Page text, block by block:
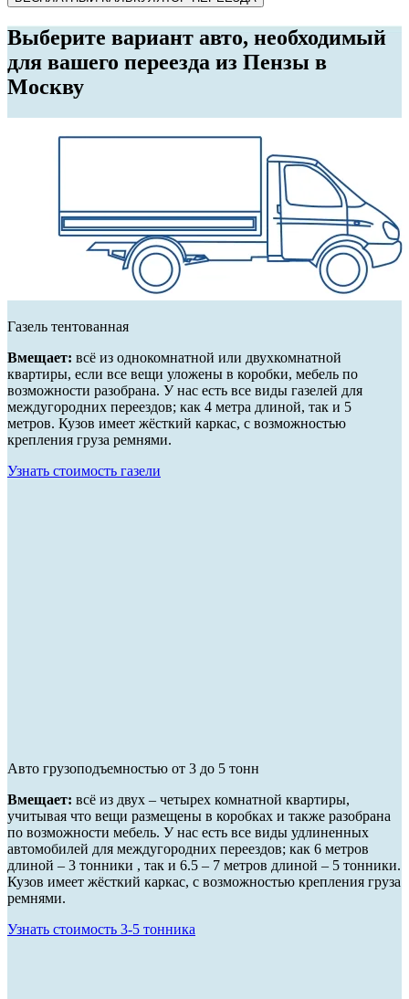
Выберите вариант авто, необходимый
для вашего переезда из Пензы в
Москву
Газель тентованная
Вмещает: всё из однокомнатной или двухкомнатной
квартиры, если все вещи уложены в коробки, мебель по
возможности разобрана. У нас есть все виды газелей для
междугородних переездов; как 4 метра длиной, так и 5
метров. Кузов имеет жёсткий каркас, с возможностью
крепления груза ремнями.
Узнать стоимость газели
Авто грузоподъемностью от 3 до 5 тонн
Вмещает: всё из двух – четырех комнатной квартиры,
учитывая что вещи размещены в коробках и также разобрана
по возможности мебель. У нас есть все виды удлиненных
автомобилей для междугородних переездов; как 6 метров
длиной – 3 тонники , так и 6.5 – 7 метров длиной – 5 тонники.
Кузов имеет жёсткий каркас, с возможностью крепления груза
ремнями.
Узнать стоимость 3-5 тонника